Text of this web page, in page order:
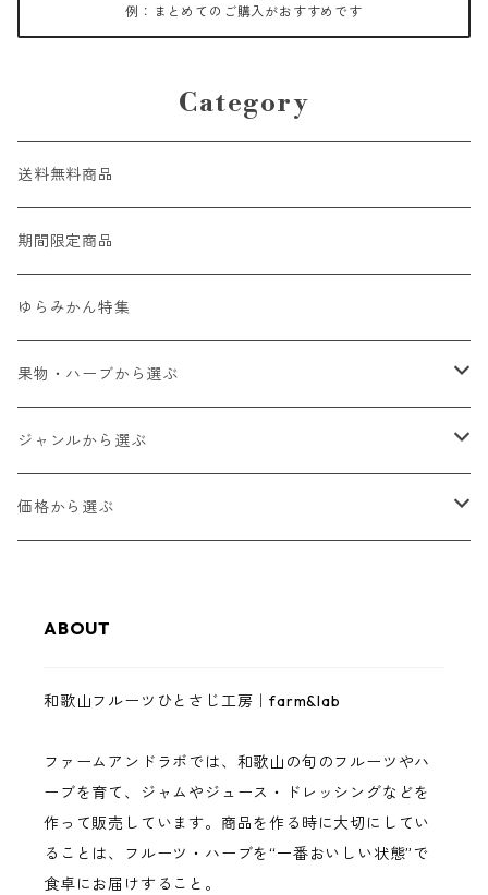
例：まとめてのご購入がおすすめです
Category
送料無料商品
期間限定商品
ゆらみかん特集
果物・ハーブから選ぶ
ゆらみかん
甘夏
レモン
南高梅
まりひめいちご
ジャンルから選ぶ
和歌山フルーツジャム
ゼリー・スムージーゼリー
ジュース
調味料（ドレッシング・バジルソース）
価格から選ぶ
3,000円以下
5,000円以下
10,000円以下
ABOUT
和歌山フルーツひとさじ工房｜farm&lab
ファームアンドラボでは、和歌山の旬のフルーツやハ
ーブを育て、ジャムやジュース・ドレッシングなどを
作って販売しています。商品を作る時に大切にしてい
ることは、フルーツ・ハーブを“一番おいしい状態”で
食卓にお届けすること。